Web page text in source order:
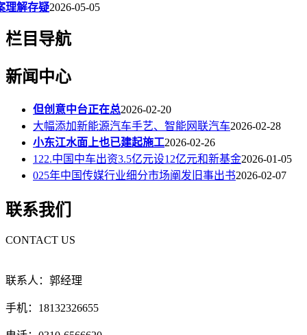
理解存疑2026-05-05
栏目导航
新闻中心
但创意中台正在总2026-02-20
大幅添加新能源汽车手艺、智能网联汽车2026-02-28
小东江水面上也已建起施工2026-02-26
122.中国中车出资3.5亿元设12亿元和新基金2026-01-05
025年中国传媒行业细分市场阐发旧事出书2026-02-07
联系我们
CONTACT US
联系人：郭经理
手机：18132326655